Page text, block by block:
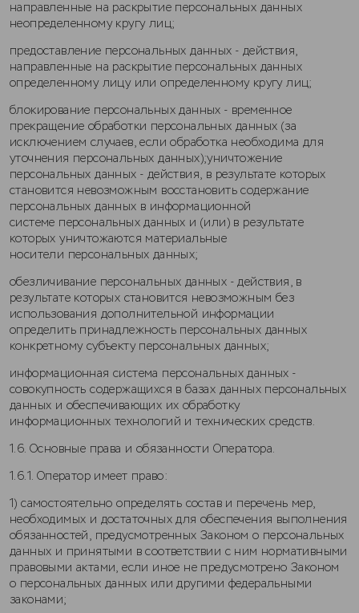
направленные на раскрытие персональных данных
неопределенному кругу лиц;
предоставление персональных данных - действия,
направленные на раскрытие персональных данных
определенному лицу или определенному кругу лиц;
блокирование персональных данных - временное
прекращение обработки персональных данных (за
исключением случаев, если обработка необходима для
уточнения персональных данных);уничтожение
персональных данных - действия, в результате которых
становится невозможным восстановить содержание
персональных данных в информационной
системе персональных данных и (или) в результате
которых уничтожаются материальные
носители персональных данных;
обезличивание персональных данных - действия, в
результате которых становится невозможным без
использования дополнительной информации
определить принадлежность персональных данных
конкретному субъекту персональных данных;
информационная система персональных данных -
совокупность содержащихся в базах данных персональных
данных и обеспечивающих их обработку
информационных технологий и технических средств.
1.6. Основные права и обязанности Оператора.
1.6.1. Оператор имеет право:
1) самостоятельно определять состав и перечень мер,
необходимых и достаточных для обеспечения выполнения
обязанностей, предусмотренных Законом о персональных
данных и принятыми в соответствии с ним нормативными
правовыми актами, если иное не предусмотрено Законом
о персональных данных или другими федеральными
законами;